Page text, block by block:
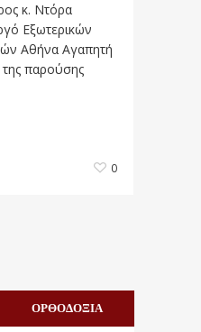
κ. Ντόρα
Εξωτερικών
Αθήνα Αγαπητή
παρούσης
0
ΟΡΘΟΔΟΞΙΑ